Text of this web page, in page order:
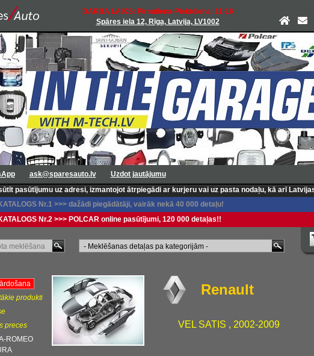
DARBA LAIKS: Pirmdiena-Piektdiena: 11-16
Spāres iela 12, Rīga, Latvija, LV1002
ask@sparesauto.lv Uzdot jautājumu
uz adresi, izmantojot ātrpiegādi ar kurjeru vai uz pasta nodaļu, kā arī Latvijas pasta
Nr.1 >>> dažādi piegādātāji, vairāk nekā 40 000 detaļu!
Nr.2 >>> POLCAR online pasūtījumi, 120 000 detaļas!!
produkti
preces
ROMEO
Renault
VEL SATIS , 2002-2009